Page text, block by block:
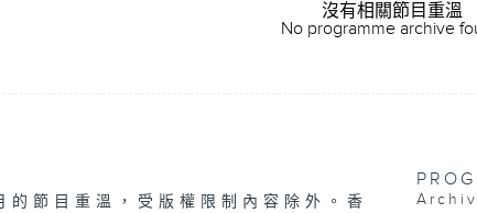
沒有相關節目重溫
No programme archive
的節目重溫，受版權限制內容除外。香